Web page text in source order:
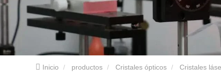
Inicio productos Cristales ópticos Cristales